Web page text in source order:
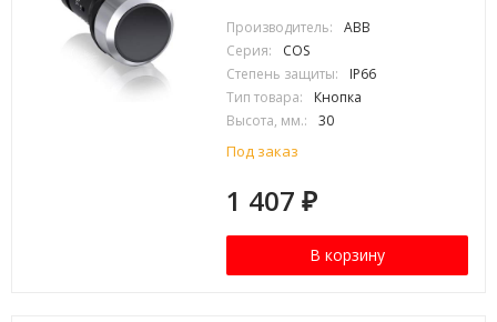
Производитель:
ABB
Серия:
COS
Степень защиты:
IP66
Тип товара:
Кнопка
Высота, мм.:
30
Под заказ
1 407₽
В корзину